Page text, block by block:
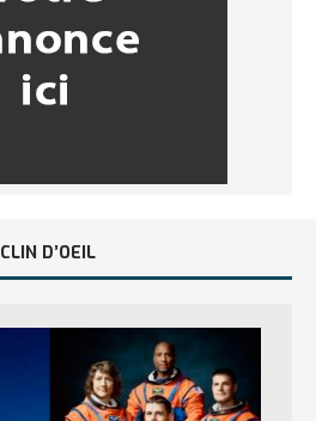
CLIN D’OEIL